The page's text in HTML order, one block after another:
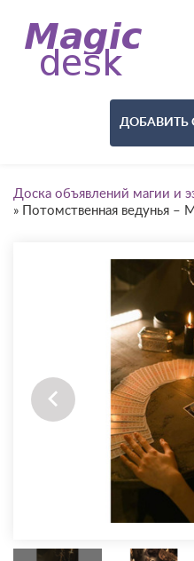
ДОБАВИТЬ
Доска объявлений магии и
»
Потомственная ведунья –